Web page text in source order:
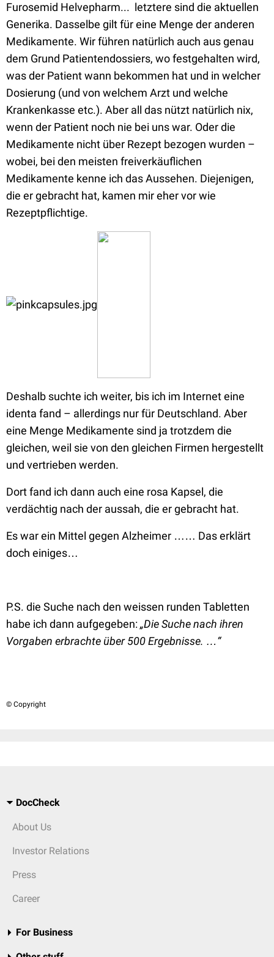
Furosemid Helvepharm... letztere sind die aktuellen
Generika. Dasselbe gilt für eine Menge der anderen
Medikamente. Wir führen natürlich auch aus genau
dem Grund Patientendossiers, wo festgehalten wird,
was der Patient wann bekommen hat und in welcher
Dosierung (und von welchem Arzt und welche
Krankenkasse etc.). Aber all das nützt natürlich nix,
wenn der Patient noch nie bei uns war. Oder die
Medikamente nicht über Rezept bezogen wurden –
wobei, bei den meisten freiverkäuflichen
Medikamente kenne ich das Aussehen. Diejenigen,
die er gebracht hat, kamen mir eher vor wie
Rezeptpflichtige.
Deshalb suchte ich weiter, bis ich im Internet eine
identa fand – allerdings nur für Deutschland. Aber
eine Menge Medikamente sind ja trotzdem die
gleichen, weil sie von den gleichen Firmen hergestellt
und vertrieben werden.
Dort fand ich dann auch eine rosa Kapsel, die
verdächtig nach der aussah, die er gebracht hat.
Es war ein Mittel gegen Alzheimer …… Das erklärt
doch einiges…
P.S. die Suche nach den weissen runden Tabletten
habe ich dann aufgegeben:„Die Suche nach ihren
Vorgaben erbrachte über 500 Ergebnisse. …“
© Copyright
DocCheck
About Us
Investor Relations
Press
Career
For Business